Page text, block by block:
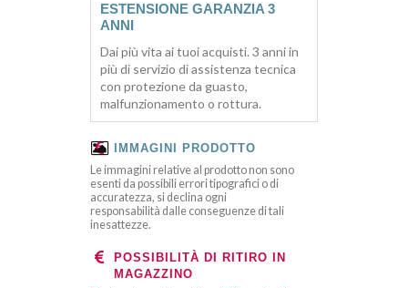
ESTENSIONE GARANZIA 3
ANNI
Dai più vita ai tuoi acquisti. 3 anni in
più di servizio di assistenza tecnica
con protezione da guasto,
malfunzionamento o rottura.
IMMAGINI PRODOTTO
Le immagini relative al prodotto non sono
esenti da possibili errori tipografici o di
accuratezza, si declina ogni
responsabilità dalle conseguenze di tali
inesattezze.
POSSIBILITÀ DI RITIRO IN
MAGAZZINO